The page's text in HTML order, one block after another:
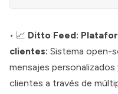
• 📈 Ditto Feed:
clientes: Sistema open-
mensajes
clientes a través de